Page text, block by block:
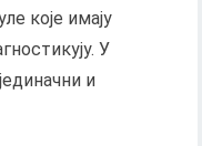
које имају
У
и